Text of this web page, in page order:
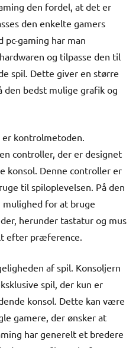
den fordel, at det er
den enkelte gamers
gaming har man
og tilpasse den til
spil. Dette giver en større
bedst mulige grafik og
kontrolmetoden.
controller, der er designet
konsol. Denne controller er
til spiloplevelsen. På den
mulighed for at bruge
herunder tastatur og mus
efter præference.
af spil. Konsoljern
spil, der kun er
konsol. Dette kan være
gamere, der ønsker at
har generelt et bredere